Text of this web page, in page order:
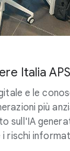
Italia APS
e le
più
sull'IA
rischi